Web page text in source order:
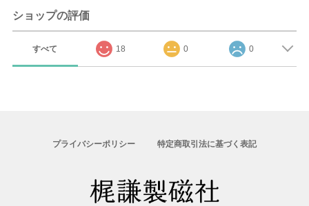
ショップの評価
すべて 18 0 0
プライバシーポリシー 特定商取引法に基づく表記